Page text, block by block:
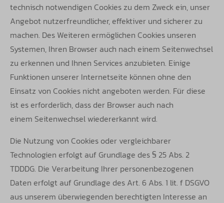
technisch notwendigen Cookies zu dem Zweck ein, unser
Angebot nutzerfreundlicher, effektiver und sicherer zu
machen. Des Weiteren ermöglichen Cookies unseren
Systemen, Ihren Browser auch nach einem Seitenwechsel
zu erkennen und Ihnen Services anzubieten. Einige
Funktionen unserer Internetseite können ohne den
Einsatz von Cookies nicht angeboten werden. Für diese
ist es erforderlich, dass der Browser auch nach
einem Seitenwechsel wiedererkannt wird.
Die Nutzung von Cookies oder vergleichbarer
Technologien erfolgt auf Grundlage des § 25 Abs. 2
TDDDG. Die Verarbeitung Ihrer personenbezogenen
Daten erfolgt auf Grundlage des Art. 6 Abs. 1 lit. f DSGVO
aus unserem überwiegenden berechtigten Interesse an